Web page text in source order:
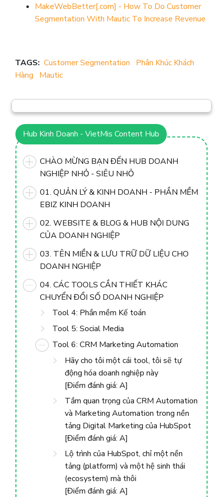
MakeWebBetter[.com] - How To Do Customer
Segmentation With Mautic To Increase Revenue
TAGS: Customer Segmentation
Phân Khúc Khách
Hàng
Mautic
Hub Kinh Doanh - VietMis Content Hub
CHÀO MỪNG BẠN ĐẾN HUB DOANH
NGHIỆP NHỎ - SIÊU NHỎ
01. QUẢN LÝ & KINH DOANH - PHẦN MỀM
EBIZ KINH DOANH
02. WEBSITE & BLOG & HUB NỘI DUNG
CỦA DOANH NGHIỆP
03. TÊN MIỀN & LƯU TRỮ DỮ LIỆU CHO
DOANH NGHIỆP
04. CÁC TOOLS CẦN THIẾT KHÁC
CHUYỂN ĐỔI SỐ DOANH NGHIỆP
Tool 4: Phần mềm Kế toán
Tool 5: Social Media
Tool 6: CRM Marketing Automation
Hãy cho tôi một cái tool, tôi sẽ tự
động hóa doanh nghiệp này
[Điểm đánh giá: A]
Tầm quan trọng của CRM Automation
và Marketing Automation trong nền
tảng Digital Marketing của HubSpot
[Điểm đánh giá: A]
Lộ trình của HubSpot, chỉ một nền
tảng (platform) và một hệ sinh thái
(ecosystem) mà thôi
[Điểm đánh giá: A]